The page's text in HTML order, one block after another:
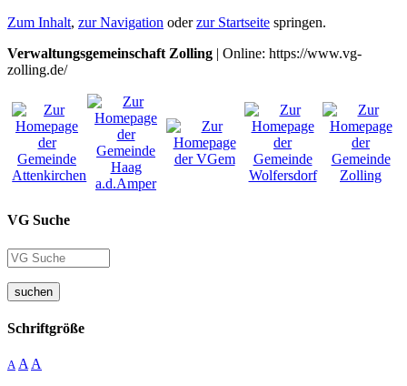
Zum Inhalt, zur Navigation oderzur Startseite springen.
Verwaltungsgemeinschaft Zolling | Online: https://www.vg-
zolling.de/
VG Suche
suchen
Schriftgröße
A A A